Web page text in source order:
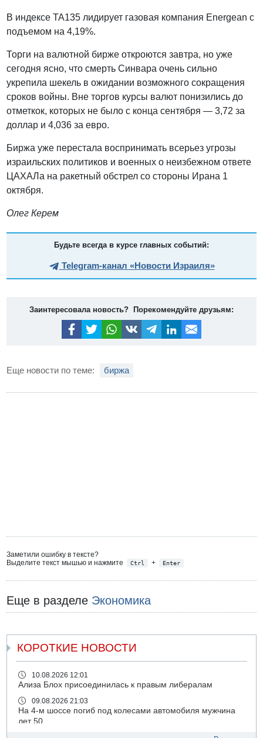
В индексе ТА135 лидирует газовая компания Energean с
подъемом на 4,19%.
Торги на валютной бирже откроются завтра, но уже
сегодня ясно, что смерть Синвара очень сильно
укрепила шекель в ожидании возможного сокращения
сроков войны. Вне торгов курсы валют понизились до
отметкок, которых не было с конца сентября — 3,72 за
доллар и 4,036 за евро.
Биржа уже перестала воспринимать всерьез угрозы
израильских политиков и военных о неизбежном ответе
ЦАХАЛа на ракетный обстрел со стороны Ирана 1
октября.
Олег Керем
Будьте всегда в курсе главных событий:
Telegram-канал «Новости Израиля»
Заинтересовала новость? Порекомендуйте друзьям:
Еще новости по теме: биржа
Заметили ошибку в тексте?
Выделите текст мышью и нажмите
Ctrl + Enter
Еще в разделе Экономика
КОРОТКИЕ НОВОСТИ
10.08.2026 12:01
Ализа Блох присоединилась к правым либералам
09.08.2026 21:03
На 4-м шоссе погиб под колесами автомобиля мужчина
лет 50